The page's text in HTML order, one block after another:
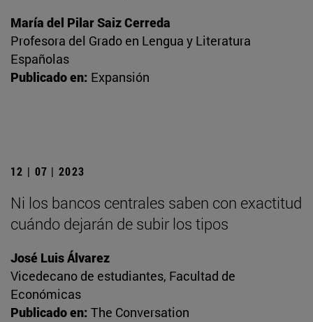
María del Pilar Saiz Cerreda
Profesora del Grado en Lengua y Literatura
Españolas
Publicado en: Expansión
12 | 07 | 2023
Ni los bancos centrales saben con exactitud
cuándo dejarán de subir los tipos
José Luis Álvarez
Vicedecano de estudiantes, Facultad de
Económicas
Publicado en: The Conversation